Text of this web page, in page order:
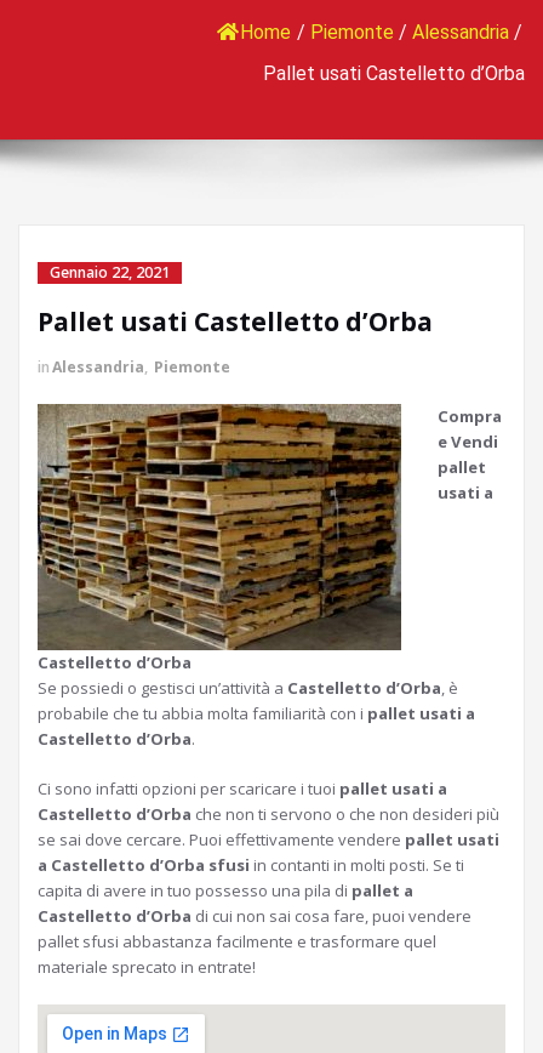
Home / Piemonte / Alessandria /
Pallet usati Castelletto d’Orba
Gennaio 22, 2021
Pallet usati Castelletto d’Orba
inAlessandria, Piemonte
Compra
e Vendi
pallet
usati a
Castelletto d’Orba
Se possiedi o gestisci un’attività a Castelletto d’Orba, è
probabile che tu abbia molta familiarità con i pallet usati a
Castelletto d’Orba.
Ci sono infatti opzioni per scaricare i tuoi pallet usati a
Castelletto d’Orba che non ti servono o che non desideri più
se sai dove cercare. Puoi effettivamente vendere pallet usati
a Castelletto d’Orba sfusi in contanti in molti posti. Se ti
capita di avere in tuo possesso una pila di pallet a
Castelletto d’Orba di cui non sai cosa fare, puoi vendere
pallet sfusi abbastanza facilmente e trasformare quel
materiale sprecato in entrate!